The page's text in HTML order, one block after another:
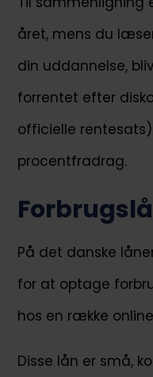
året, mens du
din uddannelse,
forrentet efter
officielle
procentfradrag.
På det danske
for at optage
hos en række
Disse lån er små,